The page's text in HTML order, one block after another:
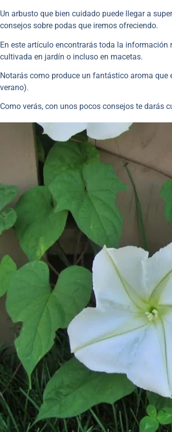
Un arbusto que bien cuidado puede llegar a
consejos sobre podas que iremos ofreciendo.
En este artículo encontrarás toda la
cultivada en jardín o incluso en macetas.
Notarás como produce un fantástico aroma
verano).
Como verás, con unos pocos consejos te darás